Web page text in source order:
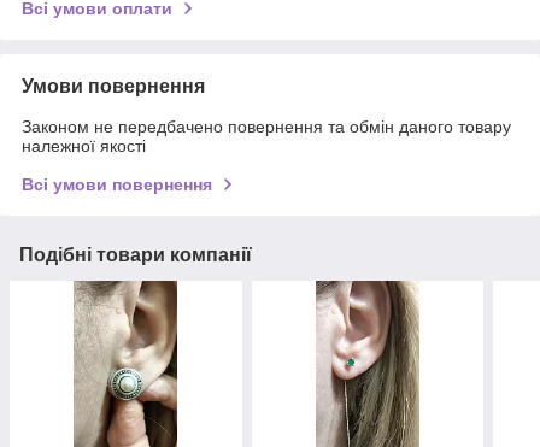
Всі умови оплати
Умови повернення
Законом не передбачено повернення та обмін даного товару
належної якості
Всі умови повернення
Подібні товари компанії